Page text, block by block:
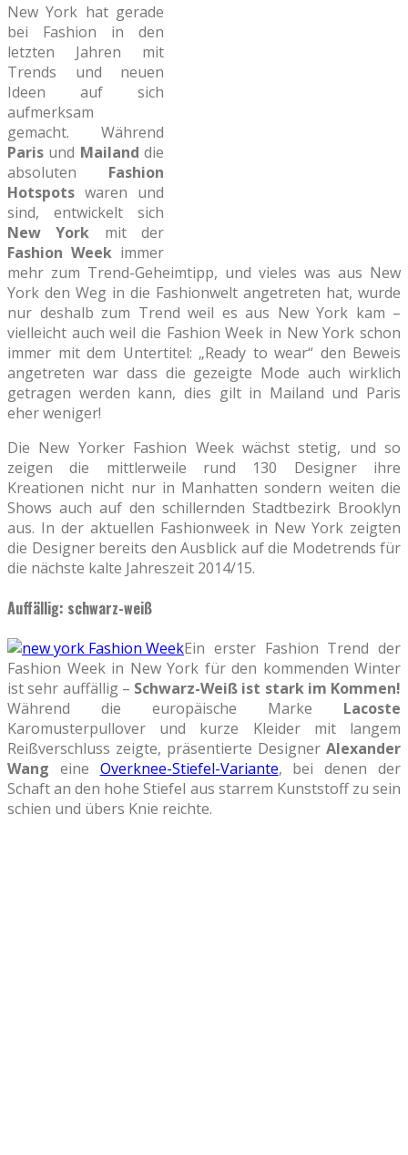
New York hat gerade
bei Fashion in den
letzten Jahren mit
Trends und neuen
Ideen auf sich
aufmerksam
gemacht. Während
Paris und Mailand die
absoluten Fashion
Hotspots waren und
sind, entwickelt sich
New York mit der
Fashion Week immer
mehr zum Trend-Geheimtipp, und vieles was aus New
York den Weg in die Fashionwelt angetreten hat, wurde
nur deshalb zum Trend weil es aus New York kam –
vielleicht auch weil die Fashion Week in New York schon
immer mit dem Untertitel: „Ready to wear“ den Beweis
angetreten war dass die gezeigte Mode auch wirklich
getragen werden kann, dies gilt in Mailand und Paris
eher weniger!
Die New Yorker Fashion Week wächst stetig, und so
zeigen die mittlerweile rund 130 Designer ihre
Kreationen nicht nur in Manhatten sondern weiten die
Shows auch auf den schillernden Stadtbezirk Brooklyn
aus. In der aktuellen Fashionweek in New York zeigten
die Designer bereits den Ausblick auf die Modetrends für
die nächste kalte Jahreszeit 2014/15.
Auffällig: schwarz-weiß
Ein erster Fashion Trend der
Fashion Week in New York für den kommenden Winter
ist sehr auffällig – Schwarz-Weiß ist stark im Kommen!
Während die europäische Marke Lacoste
Karomusterpullover und kurze Kleider mit langem
Reißverschluss zeigte, präsentierte Designer Alexander
Wang eine Overknee-Stiefel-Variante, bei denen der
Schaft an den hohe Stiefel aus starrem Kunststoff zu sein
schien und übers Knie reichte.